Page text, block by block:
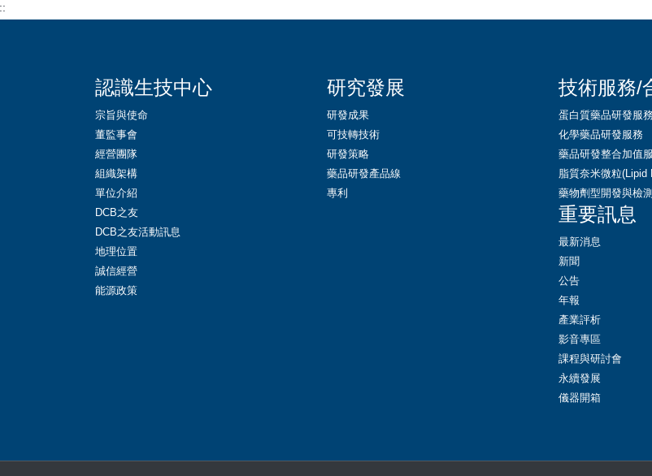
認識生技中心
宗旨與使命
董監事會
經營團隊
組織架構
單位介紹
DCB之友
DCB之友活動訊息
地理位置
誠信經營
能源政策
研究發展
研發成果
可技轉技術
研發策略
藥品研發產品線
專利
技術服務/
蛋白質藥品研發服
化學藥品研發服務
藥品研發整合加值
脂質奈米微粒(Lipid
藥物劑型開發與檢測
重要訊息
最新消息
新聞
公告
年報
產業評析
影音專區
課程與研討會
永續發展
儀器開箱